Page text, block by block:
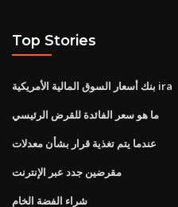
Top Stories
بنك أسعار السوق المالية الأمريكية ira
ما هو سعر الفائدة للقرض الرئيسي
عندما يتم تغذية قرار بشأن معدلات
مقرضين جدد عبر الإنترنت
شراء الفضة الخام